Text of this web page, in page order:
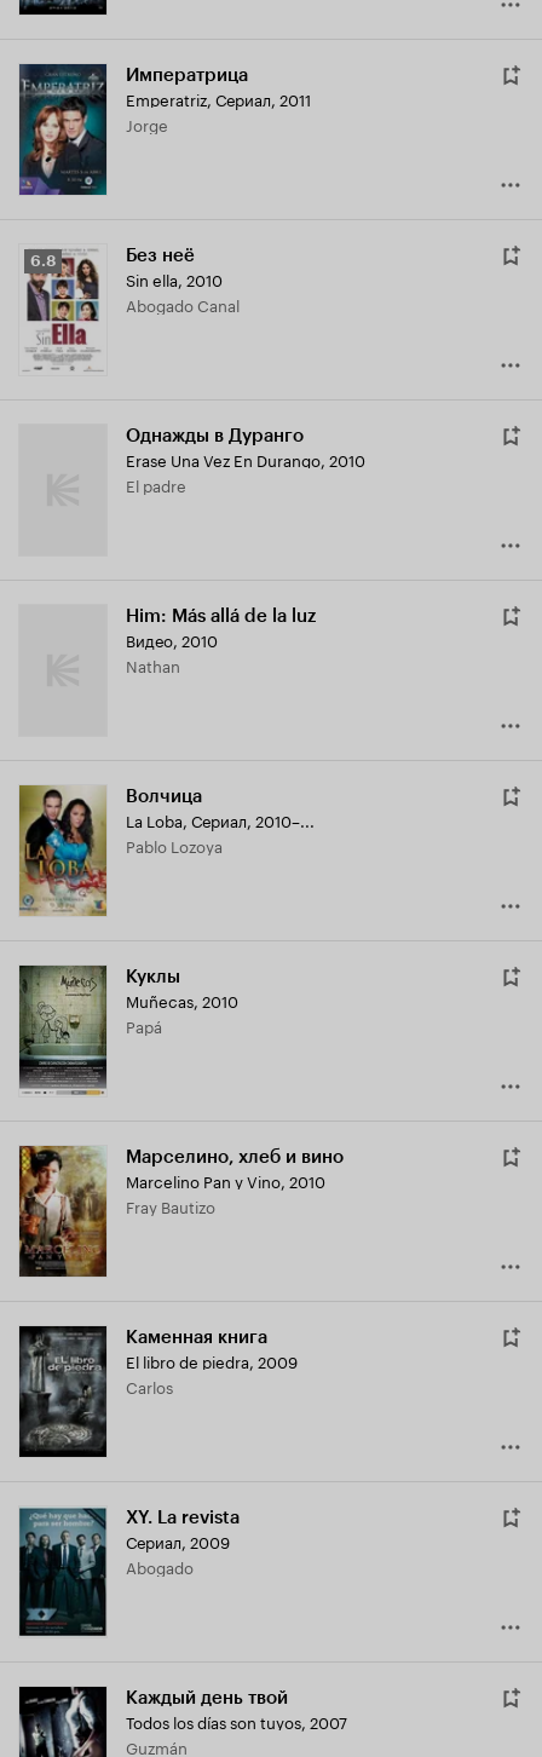
Императрица
Emperatriz, Сериал, 2011
Jorge
Рейтинг
Кинопоиска
6.8
6.8 Без неё
Sin ella, 2010
Abogado Canal
Однажды в Дуранго
Erase Una Vez En Durango, 2010
El padre
Him: Más allá de la luz
Видео, 2010
Nathan
Волчица
La Loba, Сериал, 2010–...
Pablo Lozoya
Куклы
Muñecas, 2010
Papá
Марселино, хлеб и вино
Marcelino Pan y Vino, 2010
Fray Bautizo
Каменная книга
El libro de piedra, 2009
Carlos
XY. La revista
Сериал, 2009
Abogado
Каждый день твой
Todos los días son tuyos, 2007
Guzmán